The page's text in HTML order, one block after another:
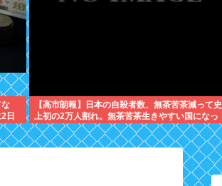
日
【高市朗報】日本の自殺者数、無茶苦茶減って史
上初の2万人割れ。無茶苦茶生きやすい国になっ
てる件www